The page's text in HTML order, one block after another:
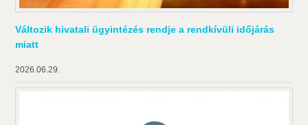
Változik hivatali ügyintézés rendje a rendkívüli időjárás
miatt
2026.06.29.